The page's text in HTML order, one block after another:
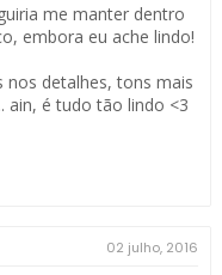
me manter dentro
embora eu ache lindo!
detalhes, tons mais
ain, é tudo tão lindo <3
02 julho, 2016